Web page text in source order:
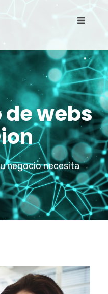
webs
negocio necesita